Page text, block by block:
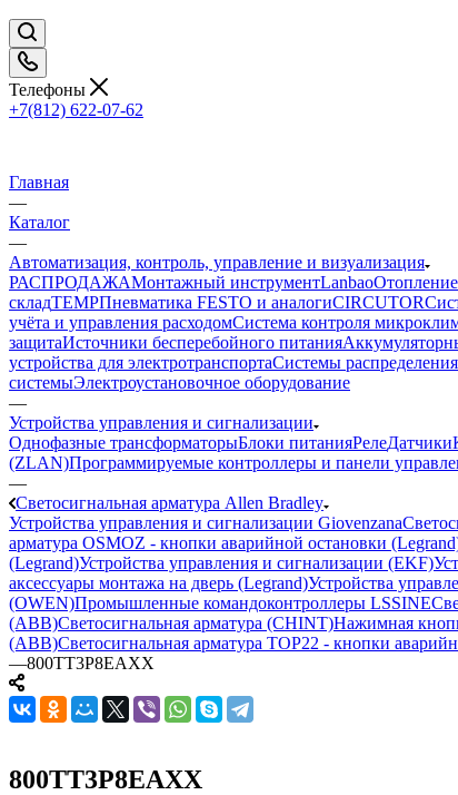
Телефоны
+7(812) 622-07-62
Главная
—
Каталог
—
Автоматизация, контроль, управление и визуализация
РАСПРОДАЖАМонтажный инструментLanbao
складTEMPПневматика FESTO и аналогиCIRCUTOR
учёта и управления расходомСистема контроля
защитаИсточники бесперебойного питания
устройства для электротранспортаСистемы
системыЭлектроустановочное оборудование
—
Устройства управления и сигнализации
Однофазные трансформаторыБлоки питанияРелеДатчики
(ZLAN)Программируемые контроллеры и панели
—
Светосигнальная арматура Allen Bradley
Устройства управления и сигнализации Giovenzana
арматура OSMOZ - кнопки аварийной остановки
(Legrand)Устройства управления и сигнализации (EKF)
аксессуары монтажа на дверь (Legrand)Устройства
(OWEN)Промышленные командоконтроллеры LSSINE
(ABB)Светосигнальная арматура (CHINT)Нажимная
(ABB)Светосигнальная арматура TOP22 - кнопки
—800TT3P8EAXX
800TT3P8EAXX